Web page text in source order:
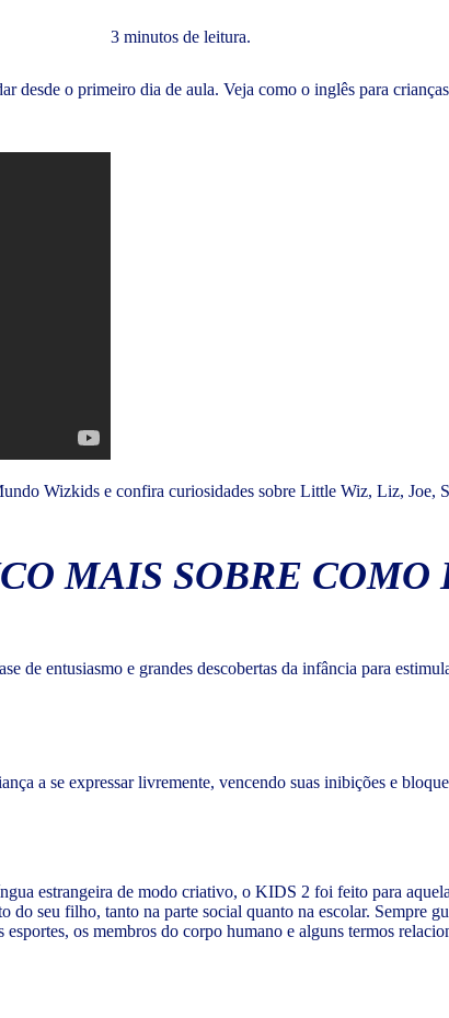
3 minutos de leitura.
desde o primeiro dia de aula. Veja como o inglês para
Wizkids e confira curiosidades sobre Little Wiz, Liz, Joe,
MAIS SOBRE COMO
de entusiasmo e grandes descobertas da infância para
a se expressar livremente, vencendo suas inibições e
estrangeira de modo criativo, o KIDS 2 foi feito para
seu filho, tanto na parte social quanto na escolar. Sempre
os membros do corpo humano e alguns termos